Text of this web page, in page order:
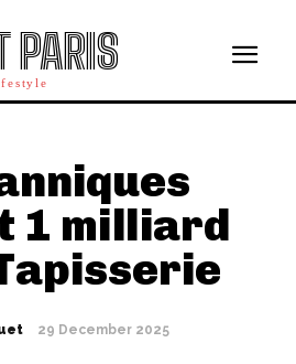
PARIS
1 milliard
29 December 2025